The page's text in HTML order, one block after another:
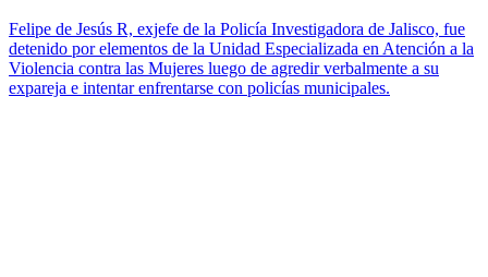
Felipe de Jesús R, exjefe de la Policía Investigadora de Jalisco, fue
detenido por elementos de la Unidad Especializada en Atención a la
Violencia contra las Mujeres luego de agredir verbalmente a su
expareja e intentar enfrentarse con policías municipales.